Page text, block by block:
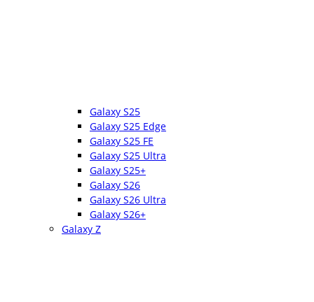
Galaxy S25
Galaxy S25 Edge
Galaxy S25 FE
Galaxy S25 Ultra
Galaxy S25+
Galaxy S26
Galaxy S26 Ultra
Galaxy S26+
Galaxy Z